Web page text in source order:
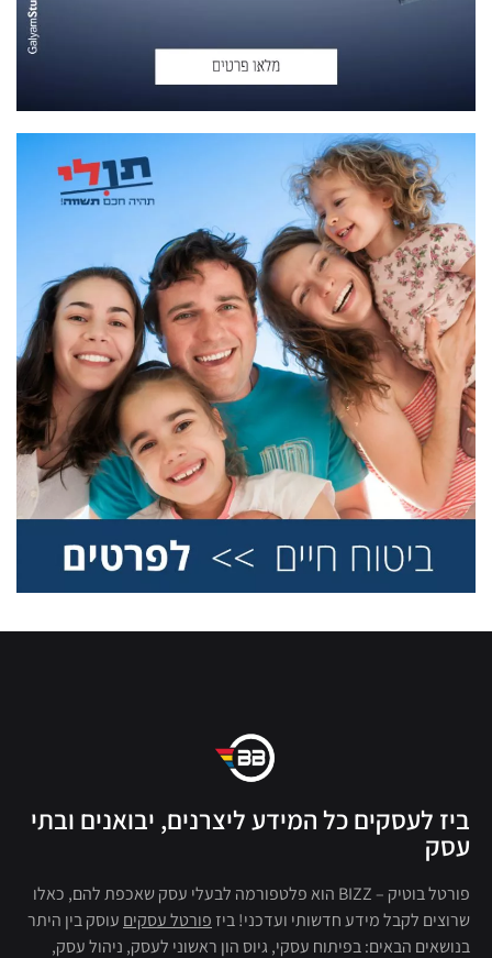
ביז לעסקים כל המידע ליצרנים, יבואנים ובתי
עסק
פורטל בוטיק – BIZZ הוא פלטפורמה לבעלי עסק שאכפת להם, כאלו
שרוצים לקבל מידע חדשותי ועדכני! ביז פורטל עסקים עוסק בין היתר
בנושאים הבאים: בפיתוח עסקי, גיוס הון ראשוני לעסק, ניהול עסק,